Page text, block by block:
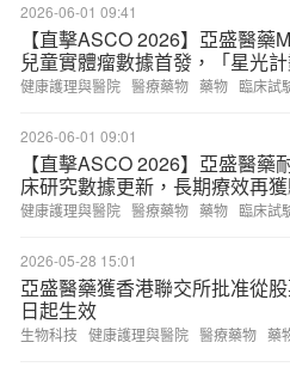
2026-06-01 09:41
【直擊ASCO 2026】亞盛醫
兒童實體瘤數據首發，「星光
健康護理與醫院 醫療藥物 藥物 臨床試
2026-06-01 09:01
【直擊ASCO 2026】亞盛醫
床研究數據更新，長期療效再
健康護理與醫院 醫療藥物 藥物 臨床試
2026-05-28 15:01
亞盛醫藥獲香港聯交所批准從
日起生效
生物科技 健康護理與醫院 醫療藥物 藥